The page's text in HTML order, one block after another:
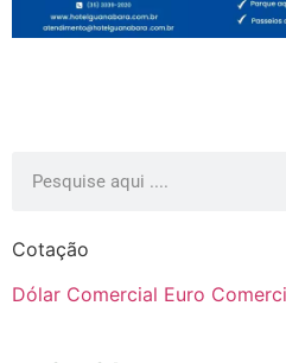
Cotação
Dólar Comercial Euro